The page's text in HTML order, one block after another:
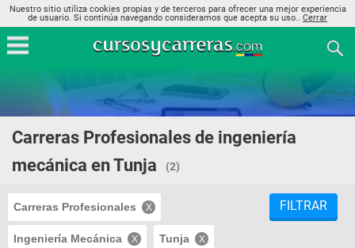
Nuestro sitio utiliza cookies propias y de terceros para ofrecer una mejor experiencia
de usuario. Si continúa navegando consideramos que acepta su uso.. Cerrar
Carreras Profesionales de ingeniería
mecánica en Tunja
(2)
Carreras Profesionales
Ingeniería Mecánica Tunja
FILTRAR